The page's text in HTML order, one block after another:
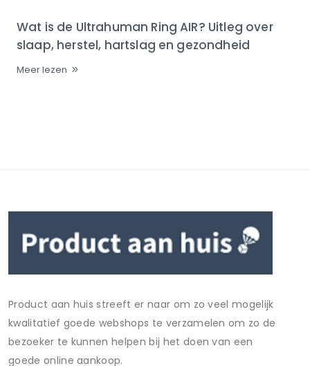
Wat is de Ultrahuman Ring AIR? Uitleg over
slaap, herstel, hartslag en gezondheid
Meer lezen
Product aan huis streeft er naar om zo veel mogelijk
kwalitatief goede webshops te verzamelen om zo de
bezoeker te kunnen helpen bij het doen van een
goede online aankoop.